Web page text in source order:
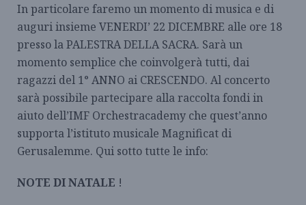
In particolare faremo un momento di musica e di
auguri insieme VENERDI’ 22 DICEMBRE alle ore 18
presso la PALESTRA DELLA SACRA. Sarà un
momento semplice che coinvolgerà tutti, dai
ragazzi del 1° ANNO ai CRESCENDO. Al concerto
sarà possibile partecipare alla raccolta fondi in
aiuto dell’IMF Orchestracademy che quest’anno
supporta l’istituto musicale Magnificat di
Gerusalemme. Qui sotto tutte le info:
NOTE DI NATALE !